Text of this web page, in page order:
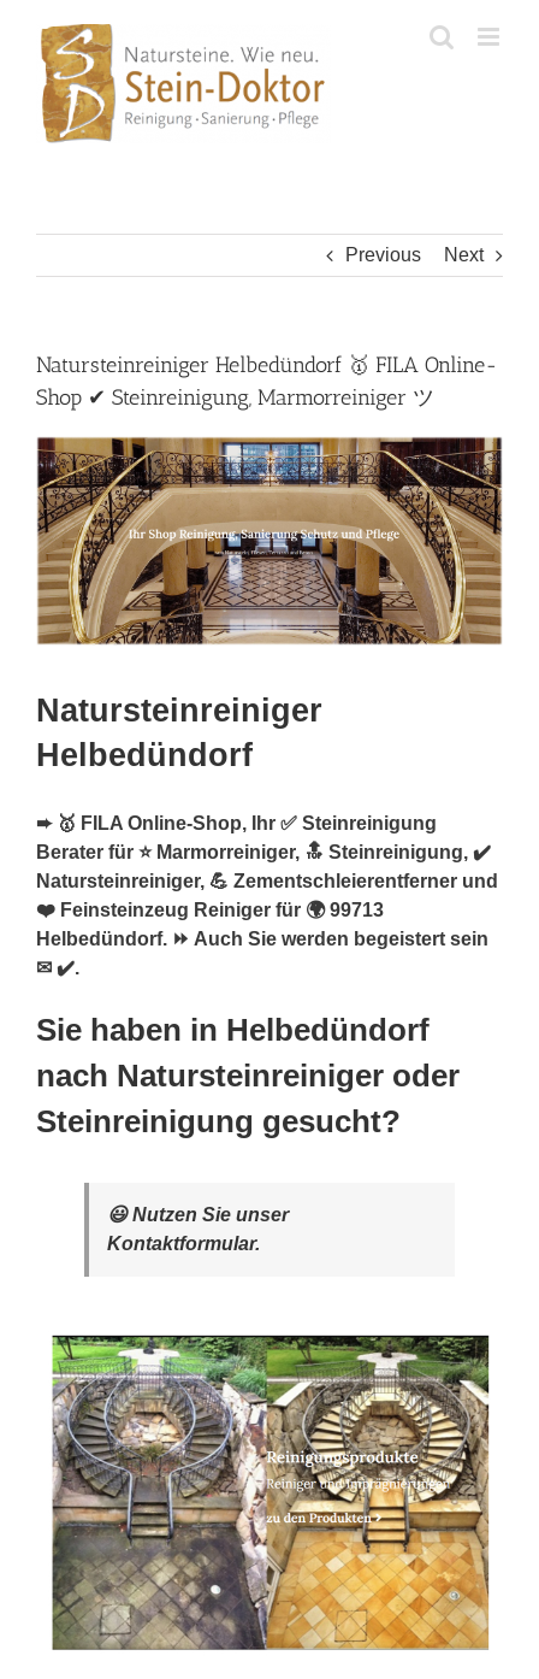
content
Previous Next
Natursteinreiniger Helbedündorf 🥇 FILA Online-
Shop ✔ Steinreinigung, Marmorreiniger ツ
Natursteinreiniger
Helbedündorf
➨ 🥇 FILA Online-Shop, Ihr ✅ Steinreinigung
Berater für ⭐ Marmorreiniger, 🔝 Steinreinigung, ✔️
Natursteinreiniger, 💪 Zementschleierentferner und
❤️ Feinsteinzeug Reiniger für 🌍 99713
Helbedündorf. ⏩ Auch Sie werden begeistert sein
✉ ✔️.
Sie haben in Helbedündorf
nach Natursteinreiniger oder
Steinreinigung gesucht?
😃 Nutzen Sie unser
Kontaktformular.